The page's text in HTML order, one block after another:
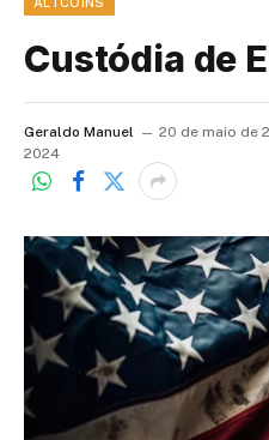
Custódia de
Geraldo Manuel 20 de maio de
2024